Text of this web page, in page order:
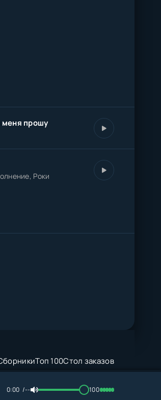
меня прошу
Роки
Топ 100Стол заказов
0:00 -- 100